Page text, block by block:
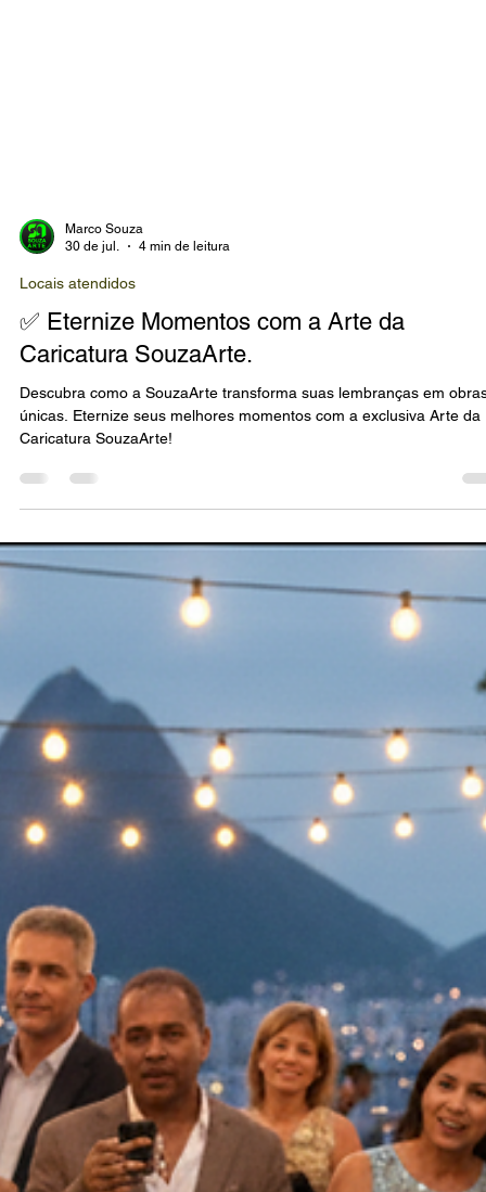
Marco Souza
30 de jul.
✅ Eternize Momentos com a Arte da
Caricatura SouzaArte.
Descubra como a SouzaArte transforma suas lembranças em
únicas. Eternize seus melhores momentos com a exclusiva Arte da
Caricatura SouzaArte!